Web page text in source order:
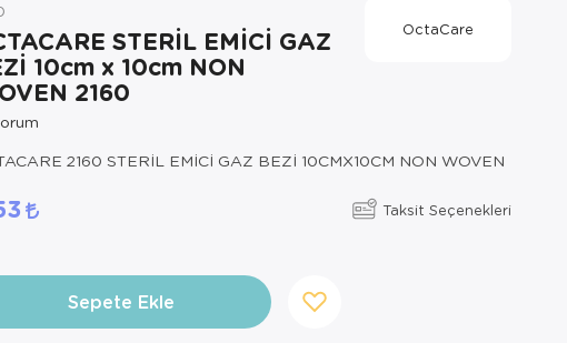
STERİL EMİCİ GAZ
10cm x 10cm NON
2160
OctaCare
2160 STERİL EMİCİ GAZ BEZİ 10CMX10CM NON WOVEN
Taksit Seçenekleri
Sepete Ekle